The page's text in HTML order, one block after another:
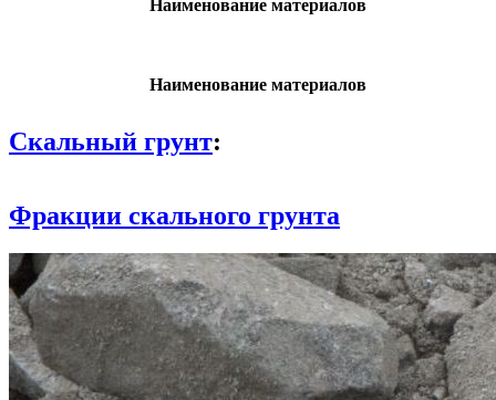
Наименование материалов
Наименование материалов
Скальный грунт:
Фракции скального грунта